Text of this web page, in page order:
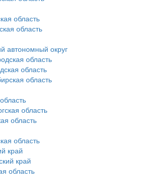
область
область
автономный округ
область
область
область
область
область
область
край
край
область